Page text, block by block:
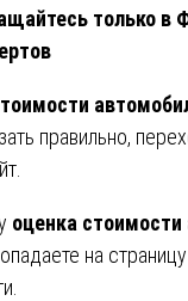
только в
правильно,
оценка
на